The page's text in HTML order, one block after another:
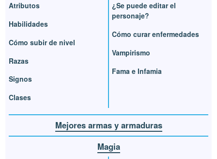
Atributos
Habilidades
Cómo subir de nivel
Razas
Signos
Clases
¿Se puede editar el
personaje?
Cómo curar enfermedades
Vampirismo
Fama e Infamia
Mejores armas y armaduras
Magia